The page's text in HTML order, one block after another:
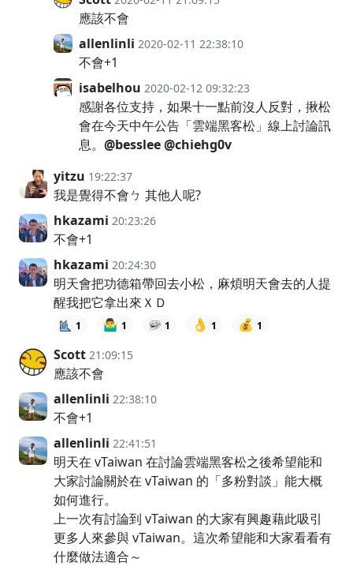
應該不會
allenlinli 2020-02-11 22:38:10
不會+1
isabelhou 2020-02-12 09:32:23
感謝各位支持，如果十一點前沒人反對，揪松
會在今天中午公告「雲端黑客松」線上討論訊
息。 @besslee@chiehg0v
yitzu 19:22:37
我是覺得不會ㄅ 其他人呢?
hkazami 20:23:26
不會+1
hkazami 20:24:30
明天會把功德箱帶回去小松，麻煩明天會去的人提
醒我把它拿出來ＸＤ
1 🤷‍♂️ 1 1 👌 1 💰 1
Scott 21:09:15
應該不會
allenlinli 22:38:10
不會+1
allenlinli 22:41:51
明天在 vTaiwan 在討論雲端黑客松之後希望能和
大家討論關於在 vTaiwan 的「多粉對談」能大概
如何進行。
上一次有討論到 vTaiwan 的大家有興趣藉此吸引
更多人來參與 vTaiwan。這次希望能和大家看看有
什麼做法適合～